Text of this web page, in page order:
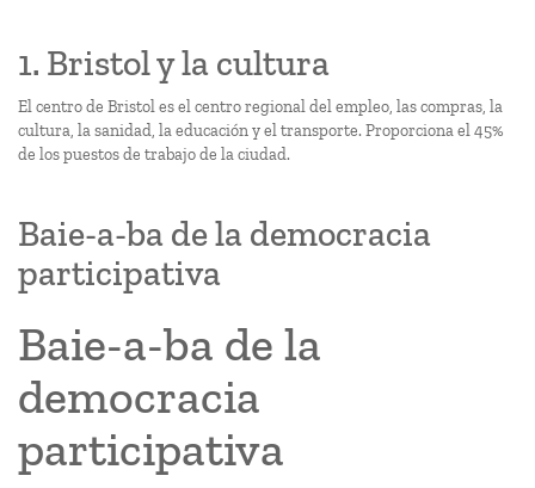
1. Bristol y la cultura
El centro de Bristol es el centro regional del empleo, las compras, la
cultura, la sanidad, la educación y el transporte. Proporciona el 45%
de los puestos de trabajo de la ciudad.
Baie-a-ba de la democracia
participativa
Baie-a-ba de la
democracia
participativa